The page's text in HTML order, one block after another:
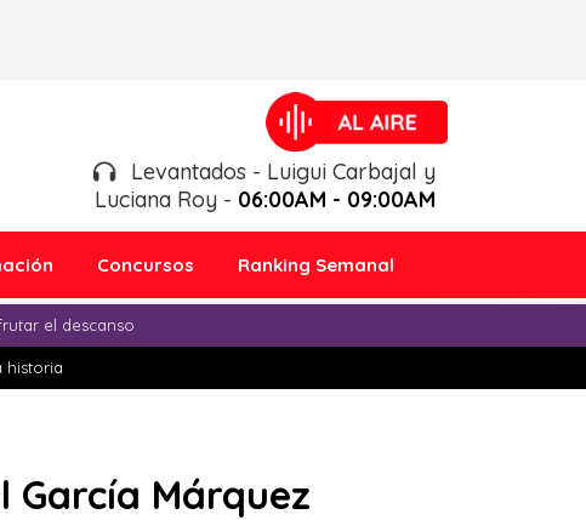
Levantados - Luigui Carbajal y
Luciana Roy - 06:00AM - 09:00AM
Concursos Ranking Semanal
el descanso
historia
Márquez